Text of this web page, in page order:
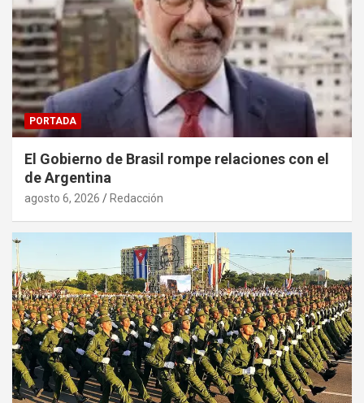
PORTADA
El Gobierno de Brasil rompe relaciones con el
de Argentina
agosto 6, 2026 Redacción